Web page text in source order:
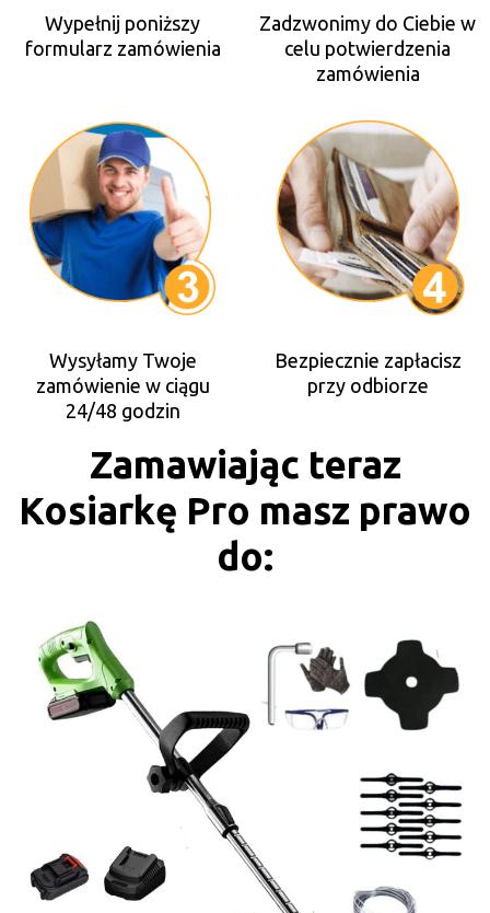
Wypełnij poniższy
formularz zamówienia
Zadzwonimy do Ciebie w
celu potwierdzenia
zamówienia
Wysyłamy Twoje
zamówienie w ciągu
24/48 godzin
Bezpiecznie zapłacisz
przy odbiorze
Zamawiając teraz
Kosiarkę Pro masz prawo
do: